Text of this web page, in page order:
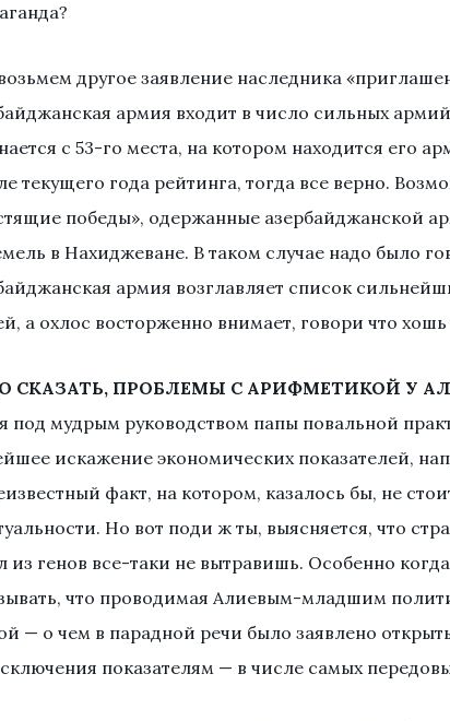
другое заявление наследника
армия входит в число сильных
с 53-го места, на котором находится его
текущего года рейтинга, тогда все верно.
победы», одержанные азербайджанской
в Нахиджеване. В таком случае надо было
армия возглавляет список
а охлос восторженно внимает, говори что
СКАЗАТЬ, ПРОБЛЕМЫ С АРИФМЕТИКОЙ У
под мудрым руководством папы повальной
искажение экономических показателей,
факт, на котором, казалось бы, не
Но вот поди ж ты, выясняется, что
из генов все-таки не вытравишь. Особенно
что проводимая Алиевым-младшим
— о чем в парадной речи было заявлено
показателям — в числе самых